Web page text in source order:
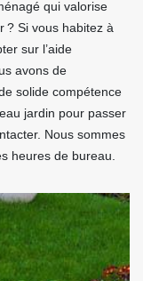
qui valorise
? Si vous habitez à
sur l’aide
avons de
solide compétence
jardin pour passer
Nous sommes
heures de bureau.